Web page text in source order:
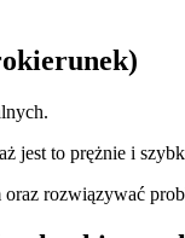
jest to prężnie i
rozwiązywać